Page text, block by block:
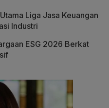
Liga Jasa Keuangan
Industri
ESG 2026 Berkat